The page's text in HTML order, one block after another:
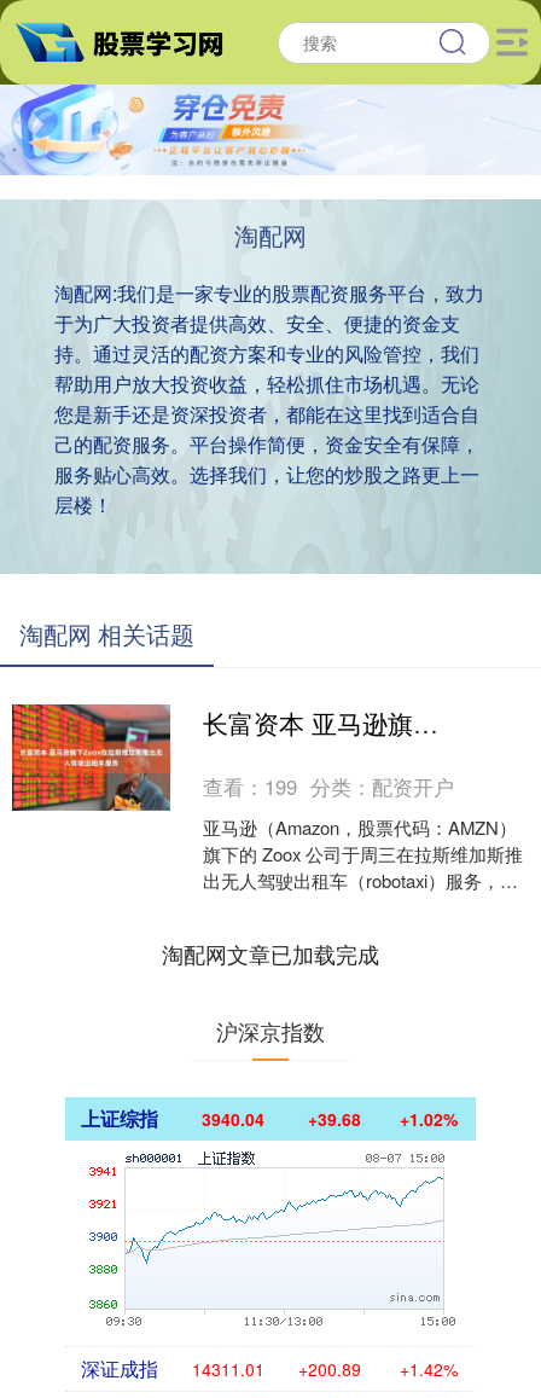
淘配网
淘配网:我们是一家专业的股票配资服务平台，致力
于为广大投资者提供高效、安全、便捷的资金支
持。通过灵活的配资方案和专业的风险管控，我们
帮助用户放大投资收益，轻松抓住市场机遇。无论
您是新手还是资深投资者，都能在这里找到适合自
己的配资服务。平台操作简便，资金安全有保障，
服务贴心高效。选择我们，让您的炒股之路更上一
层楼！
淘配网 相关话题
长富资本 亚马逊旗下Zoox在拉斯维加斯推出无人驾驶出租车服务
查看： 199 分类： 配资开户
亚马逊（Amazon，股票代码：AMZN）
旗下的 Zoox 公司于周三在拉斯维加斯推
出无人驾驶出租车（robotaxi）服务，此
淘配网文章已加载完成
沪深京指数
上证综指 3940.04 +39.68 +1.02%
深证成指 14311.01 +200.89 +1.42%